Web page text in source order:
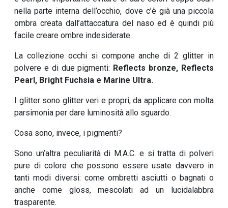
nella parte interna dell’occhio, dove c’è già una piccola
ombra creata dall’attaccatura del naso ed è quindi più
facile creare ombre indesiderate.
La collezione occhi si compone anche di 2 glitter in
polvere e di due pigmenti: Reflects bronze, Reflects
Pearl, Bright Fuchsia e Marine Ultra.
I glitter sono glitter veri e propri, da applicare con molta
parsimonia per dare luminosità allo sguardo.
Cosa sono, invece, i pigmenti?
Sono un’altra peculiarità di M.A.C. e si tratta di polveri
pure di colore che possono essere usate davvero in
tanti modi diversi: come ombretti asciutti o bagnati o
anche come gloss, mescolati ad un lucidalabbra
trasparente.